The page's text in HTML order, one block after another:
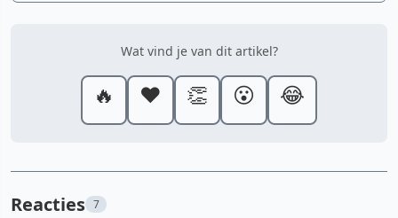
Wat vind je van dit artikel?
🔥 ❤️ 👏 😮 😂
Reacties 7